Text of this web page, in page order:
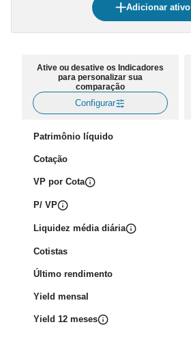
Adicionar ativo
Ative ou desative os Indicadores
para personalizar sua
comparação
Configurar
Patrimônio líquido
Cotação
VP por Cota
P/ VP
Liquidez média diária
Cotistas
Último rendimento
Yield mensal
Yield 12 meses